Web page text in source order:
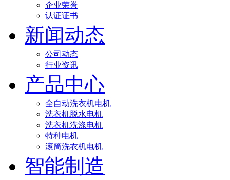
企业荣誉
认证证书
新闻动态
公司动态
行业资讯
产品中心
全自动洗衣机电机
洗衣机脱水电机
洗衣机洗涤电机
特种电机
滚筒洗衣机电机
智能制造